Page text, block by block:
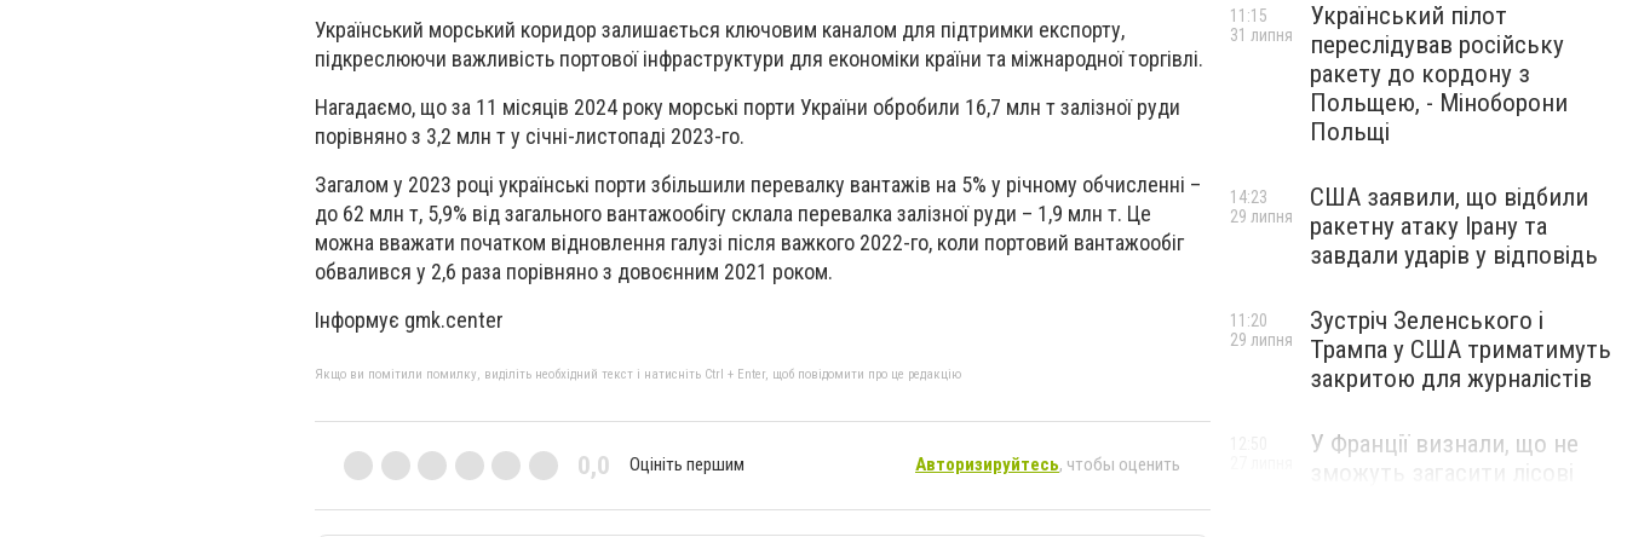
Український морський коридор залишається ключовим каналом для підтримки експорту,
підкреслюючи важливість портової інфраструктури для економіки країни та міжнародної торгівлі.
Нагадаємо, що за 11 місяців 2024 року морські порти України обробили 16,7 млн т залізної руди
порівняно з 3,2 млн т у січні-листопаді 2023-го.
Загалом у 2023 році українські порти збільшили перевалку вантажів на 5% у річному обчисленні –
до 62 млн т, 5,9% від загального вантажообігу склала перевалка залізної руди – 1,9 млн т. Це
можна вважати початком відновлення галузі після важкого 2022-го, коли портовий вантажообіг
обвалився у 2,6 раза порівняно з довоєнним 2021 роком.
Інформує gmk.center
Якщо ви помітили помилку, виділіть необхідний текст і натисніть Ctrl + Enter, щоб повідомити про це редакцію
0,0 Оцініть першим Авторизируйтесь, чтобы оценить
Український пілот
переслідував російську
ракету до кордону з
Польщею, - Міноборони
Польщі
11:15
31 липня
США заявили, що відбили
ракетну атаку Ірану та
завдали ударів у відповідь
14:23
29 липня
Зустріч Зеленського і
Трампа у США триматимуть
закритою для журналістів
11:20
29 липня
У Франції визнали, що не